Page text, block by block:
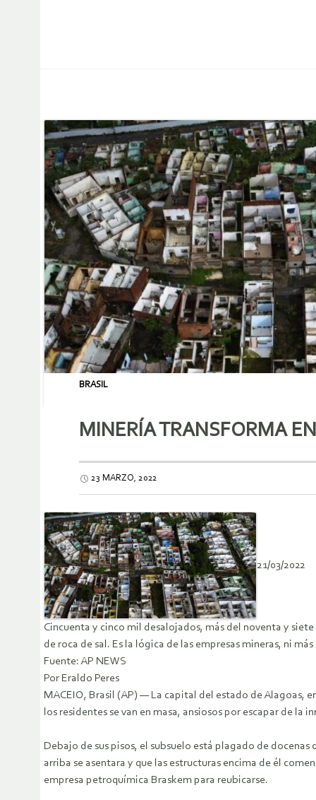
BRASIL
MINERÍA TRANSFORMA
23 MARZO, 2022
21/03/2022
Cincuenta y cinco mil desalojados, más del noventa y
de roca de sal. Es la lógica de las empresas mineras, ni más
Fuente: AP NEWS
Por Eraldo Peres
MACEIO, Brasil (AP) — La capital del estado de Alagoas,
los residentes se van en masa, ansiosos por escapar de
Debajo de sus pisos, el subsuelo está plagado de
arriba se asentara y que las estructuras encima de él
empresa petroquímica Braskem para reubicarse.